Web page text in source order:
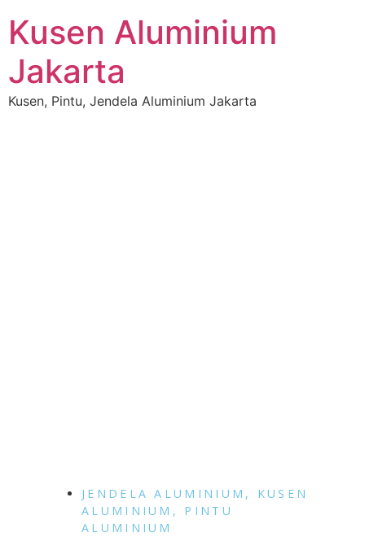
content
Kusen Aluminium
Jakarta
Kusen, Pintu, Jendela Aluminium Jakarta
JENDELA ALUMINIUM , KUSEN
ALUMINIUM , PINTU
ALUMINIUM